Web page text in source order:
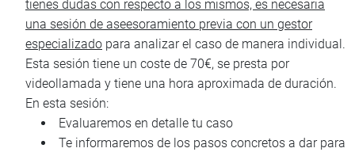
tienes dudas con respecto a los mismos, es necesaria
una sesión de aseesoramiento previa con un gestor
especializado para analizar el caso de manera individual.
Esta sesión tiene un coste de 70€, se presta por
videollamada y tiene una hora aproximada de duración.
En esta sesión:
Evaluaremos en detalle tu caso
Te informaremos de los pasos concretos a dar para